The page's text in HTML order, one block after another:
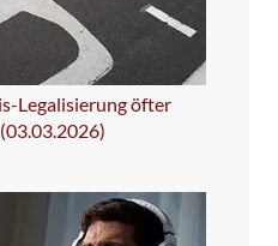
Legalisierung öfter